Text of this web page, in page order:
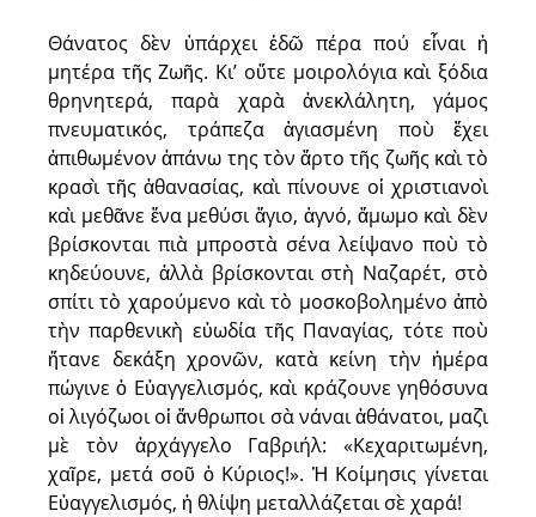
Θάνατος δὲν ὑπάρχει ἐδῶ πέρα πού εἶναι ἡ
μητέρα τῆς Ζωῆς. Κι’ οὔτε μοιρολόγια καὶ ξόδια
θρηνητερά, παρὰ χαρὰ ἀνεκλάλητη, γάμος
πνευματικός, τράπεζα ἁγιασμένη ποὺ ἔχει
ἀπιθωμένον ἀπάνω της τὸν ἄρτο τῆς ζωῆς καὶ τὸ
κρασὶ τῆς ἀθανασίας, καὶ πίνουνε οἱ χριστιανοὶ
καὶ μεθᾶνε ἕνα μεθύσι ἅγιο, ἁγνό, ἄμωμο καὶ δὲν
βρίσκονται πιὰ μπροστὰ σένα λείψανο ποὺ τὸ
κηδεύουνε, ἀλλὰ βρίσκονται στὴ Ναζαρέτ, στὸ
σπίτι τὸ χαρούμενο καὶ τὸ μοσκοβολημένο ἀπὸ
τὴν παρθενικὴ εὐωδία τῆς Παναγίας, τότε ποὺ
ἤτανε δεκάξη χρονῶν, κατὰ κείνη τὴν ἡμέρα
πώγινε ὁ Εὐαγγελισμός, καὶ κράζουνε γηθόσυνα
οἱ λιγόζωοι οἱ ἄνθρωποι σὰ νάναι ἀθάνατοι, μαζὶ
μὲ τὸν ἀρχάγγελο Γαβριήλ: «Κεχαριτωμένη,
χαῖρε, μετά σοῦ ὁ Κύριος!». Ἡ Κοίμησις γίνεται
Εὐαγγελισμός, ἡ θλίψη μεταλλάζεται σὲ χαρά!